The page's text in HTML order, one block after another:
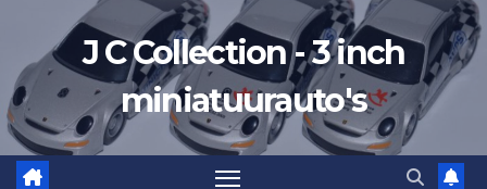
de
inhoud
J C Collection - 3 inch
miniatuurauto's